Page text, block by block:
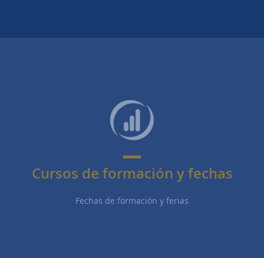
Cursos de formación y fechas
Fechas de formación y ferias